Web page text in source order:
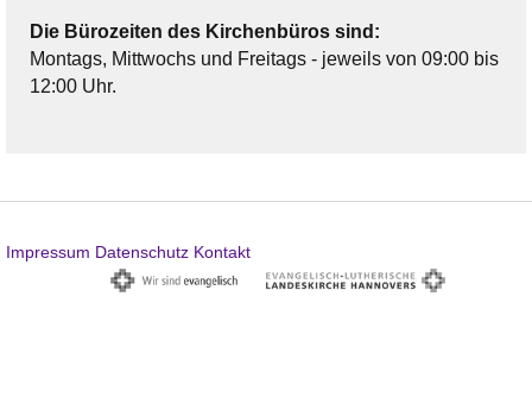
Die Bürozeiten des Kirchenbüros sind:
Montags, Mittwochs und Freitags - jeweils von 09:00 bis
12:00 Uhr.
Impressum Datenschutz Kontakt